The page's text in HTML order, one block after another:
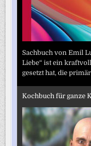
Sachbuch von Emil
Liebe“ ist ein
gesetzt hat, die
Kochbuch für ganze